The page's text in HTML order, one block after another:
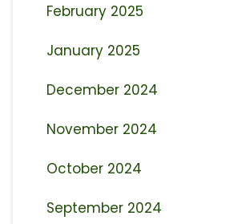
February 2025
January 2025
December 2024
November 2024
October 2024
September 2024